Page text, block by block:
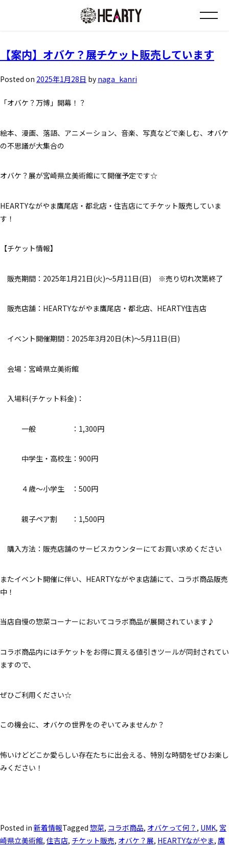
お知らせ
チラシ情報
店舗について
会社について
【案内】オバケ？展チケット販売しています
Posted on 2025年1月28日 by naga_kanri
「オバケ？万博」開幕！？
絵本、漫画、落語、アニメーション、音楽、写真などで楽しむ、オバケ
の不思議が大集合の
オバケ？展が宮崎県立美術館にて開催予定です☆
HEARTYながやま鷹尾店・都北店・住吉店にてチケット販売していま
す！
【チケット情報】
販売期間：2025年1月21日(火)～5月11日(日) ※売り切れ次第終了
販売店舗：HEARTYながやま鷹尾店・都北店、HEARTY住吉店
イベント開催期間：2025年3月20日(木)～5月11日(日)
会場：宮崎県立美術館
入場料(チケット料金)：
一般 ：1,300円
中学生・高校生：900円
４歳～小学生 ：500円
親子ペア割 ：1,500円
購入方法：販売店舗のサービスカウンターにてお買い求めください
またイベント開催に伴い、HEARTYながやま店舗にて、コラボ商品販売
中！
当店自慢の惣菜コーナーにおいてコラボ商品が展開されています♪
コラボ商品内にはチケットをお得に買える値引きツールが同封されてい
ますので、
ぜひご利用ください☆
この機会に、オバケの世界をのぞいてみませんか？
怖いけどどこか愛らしい存在たちに出会える、特別な時間をぜひお楽し
みください！
Posted in 新着情報Tagged 惣菜, コラボ商品, オバケって何？ , UMK, 宮
崎県立美術館, 住吉店, チケット販売, オバケ？展, HEARTYながやま, 鷹